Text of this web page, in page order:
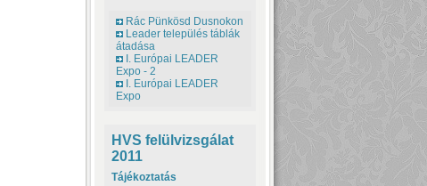
Rác Pünkösd Dusnokon
Leader település táblák
átadása
I. Európai LEADER
Expo - 2
I. Európai LEADER
Expo
HVS felülvizsgálat
2011
Tájékoztatás